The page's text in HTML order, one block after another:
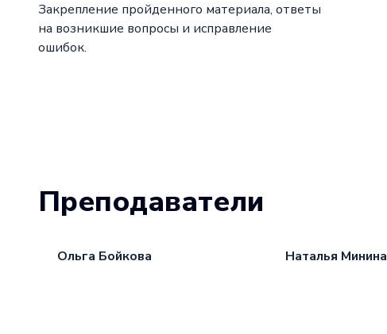
Закрепление пройденного материала, ответы
на возникшие вопросы и исправление
ошибок.
Преподаватели
Ольга Бойкова Наталья Минина